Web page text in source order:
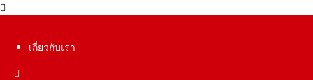
เกี่ยวกับเรา